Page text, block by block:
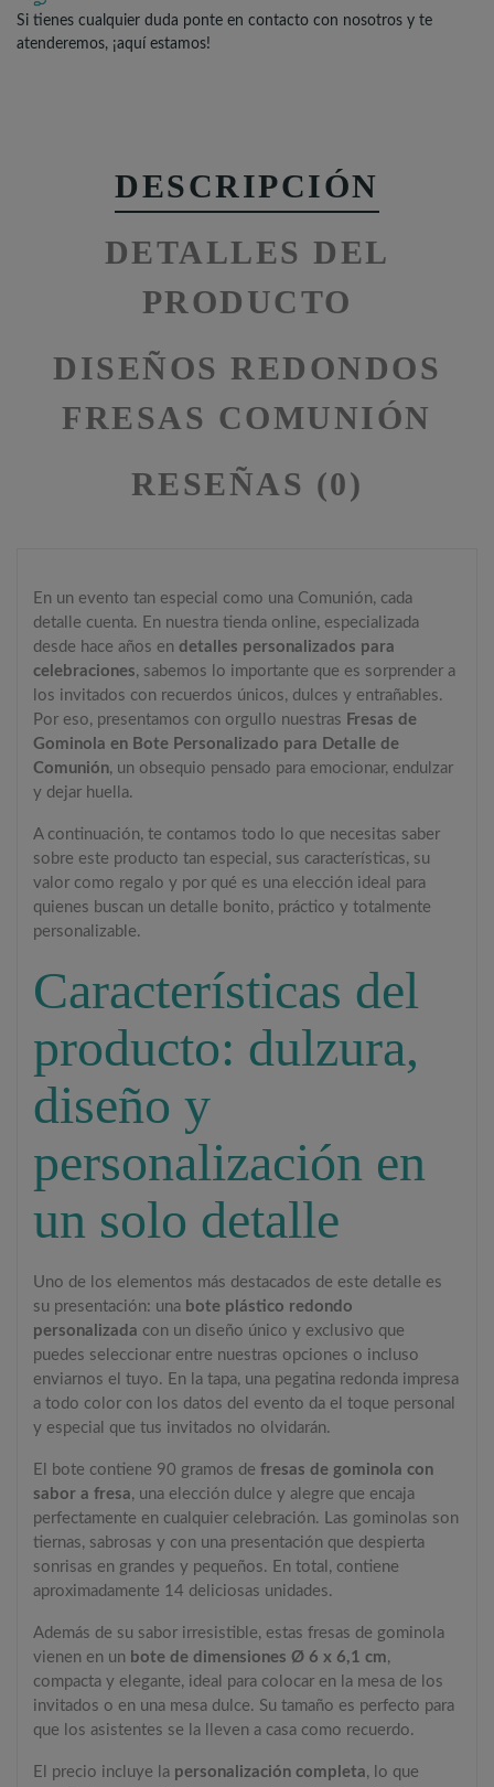
Si tienes cualquier duda ponte en contacto con nosotros y te
atenderemos, ¡aquí estamos!
DESCRIPCIÓN
DETALLES DEL
PRODUCTO
DISEÑOS REDONDOS
FRESAS COMUNIÓN
RESEÑAS (0)
En un evento tan especial como una Comunión, cada
detalle cuenta. En nuestra tienda online, especializada
desde hace años endetalles personalizados para
celebraciones, sabemos lo importante que es sorprender a
los invitados con recuerdos únicos, dulces y entrañables.
Por eso, presentamos con orgullo nuestras Fresas de
Gominola en Bote Personalizado para Detalle de
Comunión, un obsequio pensado para emocionar, endulzar
y dejar huella.
A continuación, te contamos todo lo que necesitas saber
sobre este producto tan especial, sus características, su
valor como regalo y por qué es una elección ideal para
quienes buscan un detalle bonito, práctico y totalmente
personalizable.
Características del
producto: dulzura,
diseño y
personalización en
un solo detalle
Uno de los elementos más destacados de este detalle es
su presentación: una bote plástico redondo
personalizada con un diseño único y exclusivo que
puedes seleccionar entre nuestras opciones o incluso
enviarnos el tuyo. En la tapa, una pegatina redonda impresa
a todo color con los datos del evento da el toque personal
y especial que tus invitados no olvidarán.
El bote contiene 90 gramos defresas de gominola con
sabor a fresa, una elección dulce y alegre que encaja
perfectamente en cualquier celebración. Las gominolas son
tiernas, sabrosas y con una presentación que despierta
sonrisas en grandes y pequeños. En total, contiene
aproximadamente 14 deliciosas unidades.
Además de su sabor irresistible, estas fresas de gominola
vienen en un bote de dimensiones Ø 6 x 6,1 cm,
compacta y elegante, ideal para colocar en la mesa de los
invitados o en una mesa dulce. Su tamaño es perfecto para
que los asistentes se la lleven a casa como recuerdo.
El precio incluye la personalización completa, lo que